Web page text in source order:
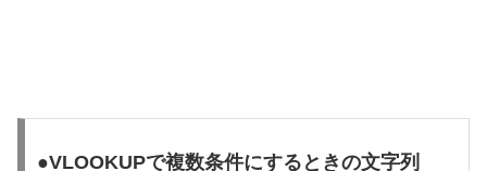
●VLOOKUPで複数条件にするときの文字列